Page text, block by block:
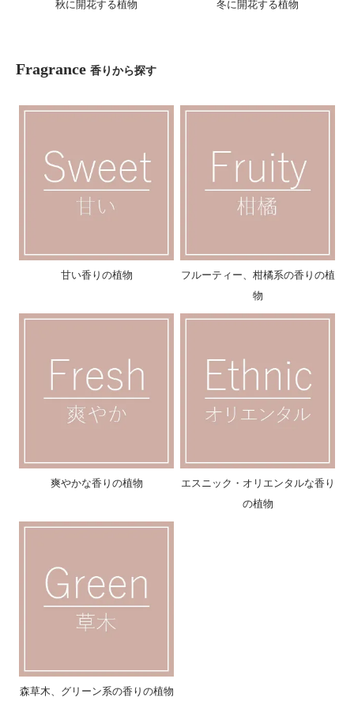
秋に開花する植物 冬に開花する植物
Fragrance 香りから探す
甘い香りの植物
フルーティー、柑橘系の香りの植
物
爽やかな香りの植物
エスニック・オリエンタルな香り
の植物
森草木、グリーン系の香りの植物